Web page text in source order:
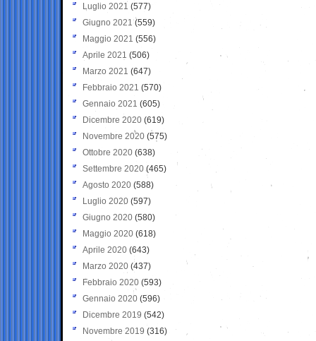
Luglio 2021 (577)
Giugno 2021(559)
Maggio 2021 (556)
Aprile 2021 (506)
Marzo 2021 (647)
Febbraio 2021 (570)
Gennaio 2021 (605)
Dicembre 2020 (619)
Novembre 2020 (575)
Ottobre 2020 (638)
Settembre 2020(465)
Agosto 2020 (588)
Luglio 2020 (597)
Giugno 2020 (580)
Maggio 2020 (618)
Aprile 2020 (643)
Marzo 2020 (437)
Febbraio 2020 (593)
Gennaio 2020 (596)
Dicembre 2019 (542)
Novembre 2019 (316)